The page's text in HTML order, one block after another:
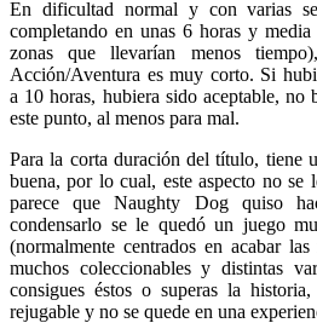
En dificultad normal y con varias
completando en unas 6 horas y
zonas que llevarían menos
Acción/Aventura es muy corto. Si
a 10 horas, hubiera sido aceptable, no
este punto, al menos para mal.
Para la corta duración del título, tiene
buena, por lo cual, este aspecto no se
parece que Naughty Dog quiso
condensarlo se le quedó un juego
(normalmente centrados en acabar
muchos coleccionables y distintas
consigues éstos o superas la
rejugable y no se quede en una